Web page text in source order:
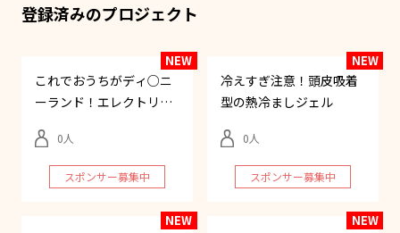
登録済みのプロジェクト
これでおうちがディ○ニ
ーランド！エレクトリカ
0
スポンサー募集中
冷えすぎ注意！頭皮吸着
型の熱冷ましジェル
0
スポンサー募集中